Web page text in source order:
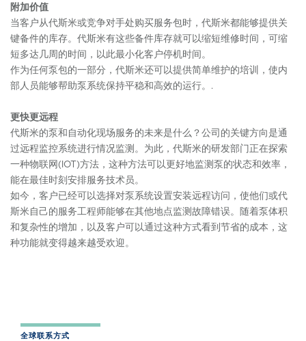
附加价值
当客户从代斯米或竞争对手处购买服务包时，代斯米都能够提供关
键备件的库存。代斯米有这些备件库存就可以缩短维修时间，可缩
短多达几周的时间，以此最小化客户停机时间。
作为任何泵包的一部分，代斯米还可以提供简单维护的培训，使内
部人员能够帮助泵系统保持平稳和高效的运行。.
更快更远程
代斯米的泵和自动化现场服务的未来是什么？公司的关键方向是通
过远程监控系统进行情况监测。为此，代斯米的研发部门正在探索
一种物联网(IOT)方法，这种方法可以更好地监测泵的状态和效率，
能在最佳时刻安排服务技术员。
如今，客户已经可以选择对泵系统设置安装远程访问，使他们或代
斯米自己的服务工程师能够在其他地点监测故障错误。随着泵体积
和复杂性的增加，以及客户可以通过这种方式看到节省的成本，这
种功能就变得越来越受欢迎。
全球联系方式